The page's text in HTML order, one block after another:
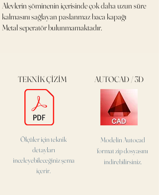
Alevlerin şöminenin içerisinde çok daha uzun süre
kalmasını sağlayan paslanmaz baca kapağı
Metal seperatör bulunmamaktadır.
TEKNİK ÇİZİM
Ölçüler için teknik
detayları
inceleyebileceğiniz şema
içerir.
AUTOCAD / 3D
Modelin Autocad
formatzip dosyasını
indirebilirsiniz.